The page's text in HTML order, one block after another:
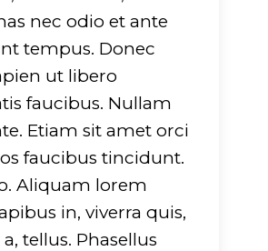
nec odio et ante
tempus. Donec
ut libero
faucibus. Nullam
Etiam sit amet orci
faucibus tincidunt.
Aliquam lorem
in, viverra quis,
tellus. Phasellus